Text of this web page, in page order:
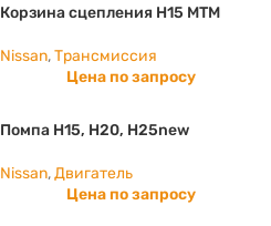
Корзина сцепления H15 МТМ
Nissan,Трансмиссия
Цена по запросу
Помпа H15, Н20, Н25new
Nissan,Двигатель
Цена по запросу